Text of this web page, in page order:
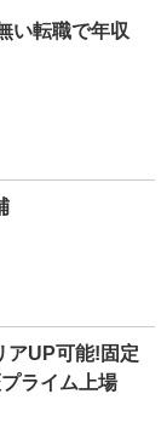
い転職で年収
アUP可能!固定
ライム上場